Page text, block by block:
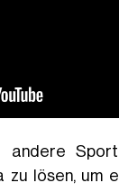
andere
zu lösen, um